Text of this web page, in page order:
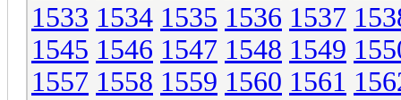
1533 1534 1535 1536 1537
1545 1546 1547 1548 1549
1557 1558 1559 1560 1561